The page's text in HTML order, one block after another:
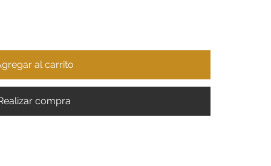
al carrito
compra